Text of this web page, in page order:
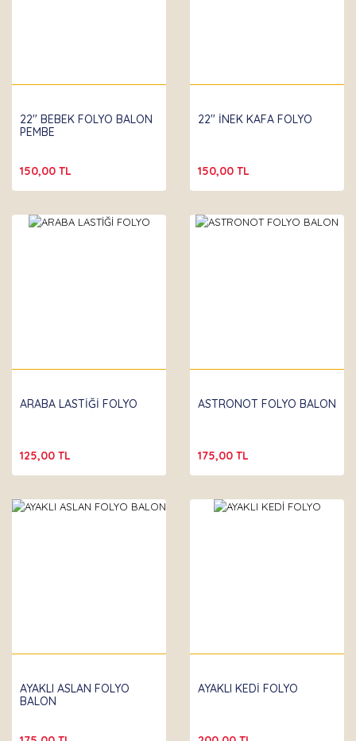
22'' BEBEK FOLYO BALON
PEMBE
150,00 TL
22'' İNEK KAFA FOLYO
150,00 TL
ARABA LASTİĞİ FOLYO
125,00 TL
ASTRONOT FOLYO BALON
175,00 TL
AYAKLI ASLAN FOLYO
BALON
AYAKLI KEDİ FOLYO